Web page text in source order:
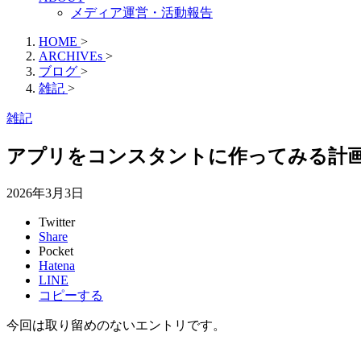
メディア運営・活動報告
HOME >
ARCHIVEs >
ブログ >
雑記 >
雑記
アプリをコンスタントに作ってみる計
2026年3月3日
Twitter
Share
Pocket
Hatena
LINE
コピーする
今回は取り留めのないエントリです。